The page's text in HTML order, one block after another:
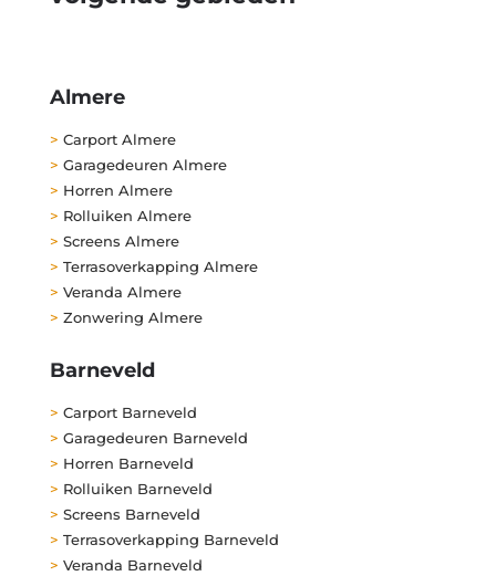
Almere
> Carport Almere
> Garagedeuren Almere
> Horren Almere
> Rolluiken Almere
> Screens Almere
> Terrasoverkapping Almere
> Veranda Almere
> Zonwering Almere
Barneveld
> Carport Barneveld
> Garagedeuren Barneveld
> Horren Barneveld
> Rolluiken Barneveld
> Screens Barneveld
> Terrasoverkapping Barneveld
> Veranda Barneveld